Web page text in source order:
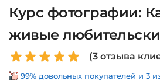
Курс фотографии:
живые
(3отзыва
99% довольных покупателей и 3